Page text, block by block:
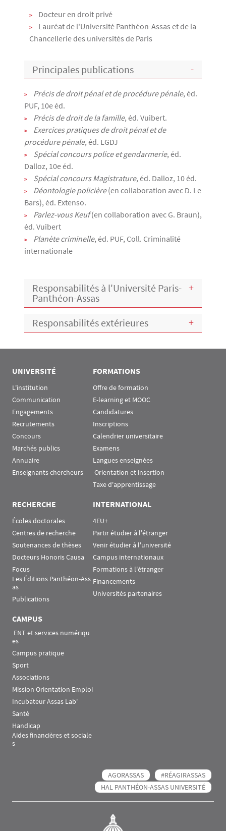
TexteDocteur en droit privé
Lauréat de l'Université Panthéon-Assas et de la
Chancellerie des universités de Paris
Principales publications
Précis de droit pénal et de procédure pénale, éd.
PUF, 10e éd.
Précis de droit de la famille, éd. Vuibert.
Exercices pratiques de droit pénal et de
procédure pénale, éd. LGDJ
Spécial concours police et gendarmerie, éd.
Dalloz, 10e éd.
Spécial concours Magistrature, éd. Dalloz, 10 éd.
Déontologie policière(en collaboration avec D. Le
Bars), éd. Extenso.
Parlez-vous Keuf(en collaboration avec G. Braun),
éd. Vuibert
Planète criminelle, éd. PUF, Coll. Criminalité
internationale
Responsabilités à l'Université Paris-
Panthéon-Assas
​Responsabilités extérieures
UNIVERSITÉ
L'institution
Communication
Engagements
Recrutements
Concours
Marchés publics
Annuaire
Enseignants chercheurs
FORMATIONS
Offre de formation
E-learning et MOOC
Candidatures
Inscriptions
Calendrier universitaire
Examens
Langues enseignées
Orientation et insertion
Taxe d'apprentissage
RECHERCHE
Écoles doctorales
Centres de recherche
Soutenances de thèses
Docteurs Honoris Causa
Focus
Les Éditions Panthéon-Ass
as
Publications
INTERNATIONAL
4EU+
Partir étudier à l'étranger
Venir étudier à l'université
Campus internationaux
Formations à l'étranger
Financements
Universités partenaires
CAMPUS
es
Campus pratique
Sport
Associations
Mission Orientation Emploi
Incubateur Assas Lab'
Santé
Handicap
Aides financières et sociale
s
AGORASSAS
#RÉAGIRASSAS
HAL PANTHÉON-ASSAS UNIVERSITÉ